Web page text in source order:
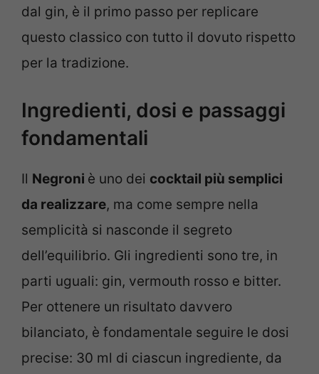
dal gin, è il primo passo per replicare
questo classico con tutto il dovuto rispetto
per la tradizione.
Ingredienti, dosi e passaggi
fondamentali
Il Negroni è uno dei cocktail più semplici
da realizzare, ma come sempre nella
semplicità si nasconde il segreto
dell’equilibrio. Gli ingredienti sono tre, in
parti uguali: gin, vermouth rosso e bitter.
Per ottenere un risultato davvero
bilanciato, è fondamentale seguire le dosi
precise: 30 ml di ciascun ingrediente, da